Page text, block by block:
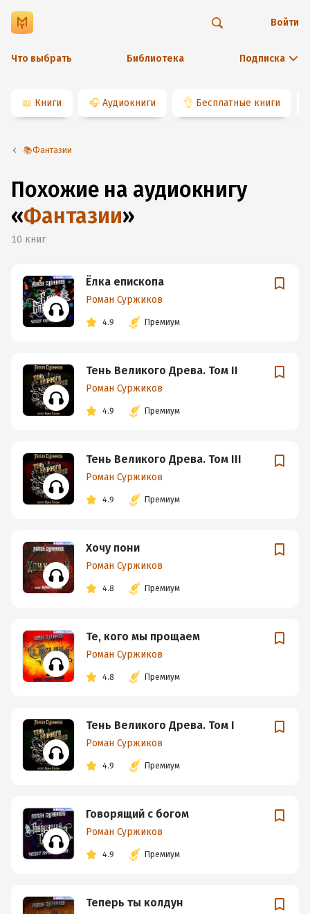
Что выбрать Библиотека Подписка
Войти
📖 Книги 🎧 Аудиокниги 👌 Бесплатные книги
📚Фантазии
Похожие на аудиокнигу
«Фантазии»
10 книг
Ёлка епископа
Роман Суржиков
4.9 Премиум
Тень Великого Древа. Том II
Роман Суржиков
4.9 Премиум
Тень Великого Древа. Том III
Роман Суржиков
4.9 Премиум
Хочу пони
Роман Суржиков
4.8 Премиум
Те, кого мы прощаем
Роман Суржиков
4.8 Премиум
Тень Великого Древа. Том I
Роман Суржиков
4.9 Премиум
Говорящий с богом
Роман Суржиков
4.9 Премиум
Теперь ты колдун